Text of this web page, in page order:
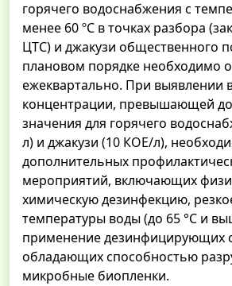
горячего водоснабжения с
менее 60 ºС в точках разбора
ЦТС) и джакузи общественного
плановом порядке необходимо
ежеквартально. При выявлении
концентрации, превышающей
значения для горячего
л) и джакузи (10 КОЕ/л),
дополнительных
мероприятий, включающих
химическую дезинфекцию,
температуры воды (до 65 °С и
применение дезинфицирующих
обладающих способностью
микробные биопленки.